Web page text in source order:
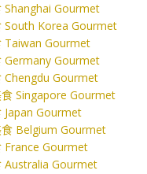
Shanghai Gourmet
South Korea Gourmet
Taiwan Gourmet
Germany Gourmet
Chengdu Gourmet
Singapore Gourmet
Japan Gourmet
食 Belgium Gourmet
France Gourmet
Australia Gourmet